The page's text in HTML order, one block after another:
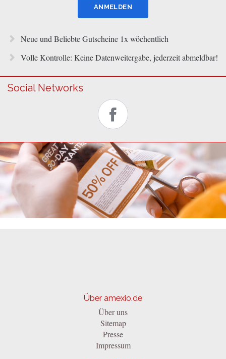
Neue und Beliebte Gutscheine 1x wöchentlich
Volle Kontrolle: Keine Datenweitergabe, jederzeit abmeldbar!
Social Networks
Über amexio.de
Über uns
Sitemap
Presse
Impressum